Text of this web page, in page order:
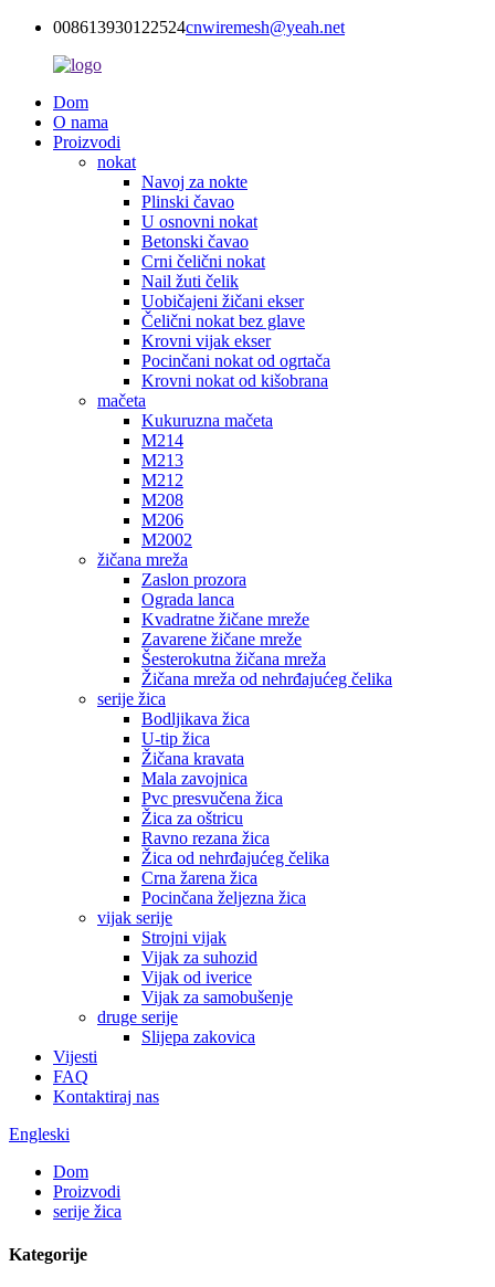
008613930122524cnwiremesh@yeah.net
Dom
O nama
Proizvodi
nokat
Navoj za nokte
Plinski čavao
U osnovni nokat
Betonski čavao
Crni čelični nokat
Nail žuti čelik
Uobičajeni žičani ekser
Čelični nokat bez glave
Krovni vijak ekser
Pocinčani nokat od ogrtača
Krovni nokat od kišobrana
mačeta
Kukuruzna mačeta
M214
M213
M212
M208
M206
M2002
žičana mreža
Zaslon prozora
Ograda lanca
Kvadratne žičane mreže
Zavarene žičane mreže
Šesterokutna žičana mreža
Žičana mreža od nehrđajućeg čelika
serije žica
Bodljikava žica
U-tip žica
Žičana kravata
Mala zavojnica
Pvc presvučena žica
Žica za oštricu
Ravno rezana žica
Žica od nehrđajućeg čelika
Crna žarena žica
Pocinčana željezna žica
vijak serije
Strojni vijak
Vijak za suhozid
Vijak od iverice
Vijak za samobušenje
druge serije
Slijepa zakovica
Vijesti
FAQ
Kontaktiraj nas
Engleski
Dom
Proizvodi
serije žica
Kategorije